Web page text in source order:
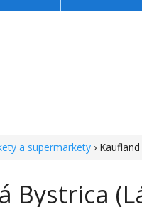
a supermarkety ›
Bystrica